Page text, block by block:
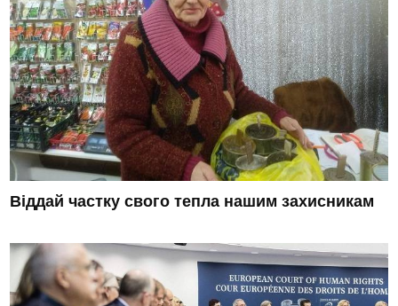
Віддай частку свого тепла нашим захисникам